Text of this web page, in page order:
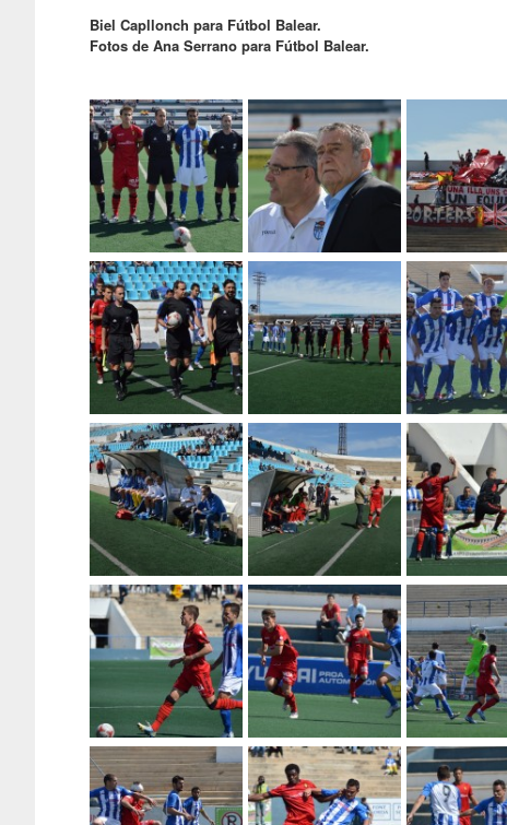
Biel Capllonch para Fútbol Balear.
Fotos de Ana Serrano para Fútbol Balear.